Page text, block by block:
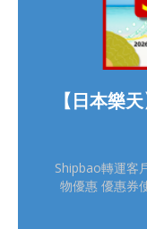
Shipbao轉運客
物優惠 優惠券